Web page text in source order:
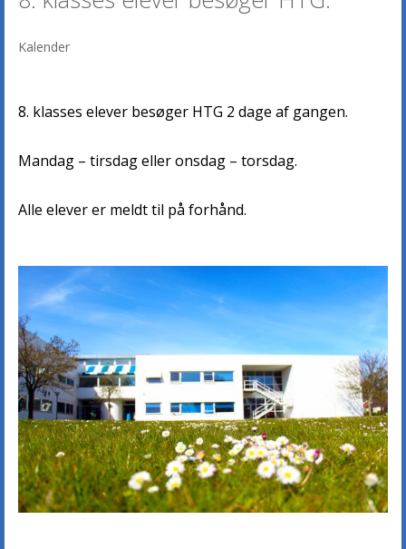
Kalender
8. klasses elever besøger HTG 2 dage af gangen.
Mandag – tirsdag eller onsdag – torsdag.
Alle elever er meldt til på forhånd.